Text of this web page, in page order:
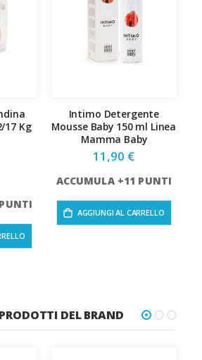
17 Kg
Intimo Detergente
Mousse Baby 150 ml Linea
Mamma Baby
11,90 €
ACCUMULA +11 PUNTI
AGGIUNGI AL CARRELLO
DEL BRAND